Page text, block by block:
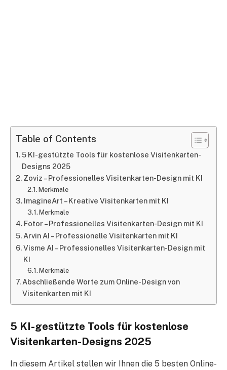
Table of Contents
5 KI-gestützte Tools für kostenlose Visitenkarten-
Designs 2025
Zoviz – Professionelles Visitenkarten-Design mit KI
Merkmale
ImagineArt – Kreative Visitenkarten mit KI
Merkmale
Fotor – Professionelles Visitenkarten-Design mit KI
Arvin AI – Professionelle Visitenkarten mit KI
Visme AI – Professionelles Visitenkarten-Design mit
KI
Merkmale
Abschließende Worte zum Online-Design von
Visitenkarten mit KI
5 KI-gestützte Tools für kostenlose
Visitenkarten-Designs 2025
In diesem Artikel stellen wir Ihnen die 5 besten Online-